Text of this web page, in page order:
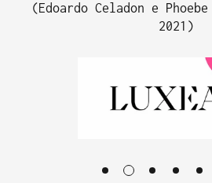
(Edoardo Celadon e
2021)